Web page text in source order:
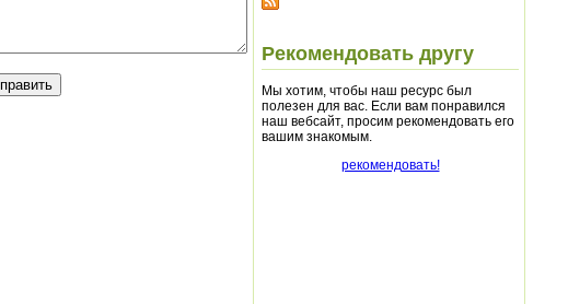
Рекомендовать другу
Мы хотим, чтобы наш ресурс был
полезен для вас. Если вам понравился
наш вебсайт, просим рекомендовать его
вашим знакомым.
рекомендовать!